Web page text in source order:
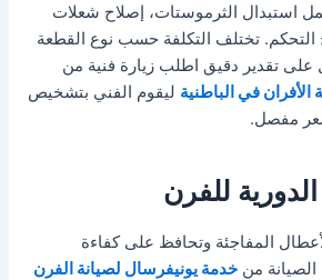
استبدال الثرموستات، إصلاح شعلات
التحكم. تختلف التكلفة حسب نوع القطعة
على تقدير دقيق اطلب زيارة فنية من
في الباطنية ليقوم الفني بتشخيص
مفصل.
الدورية للفرن
المفاجئة وتحافظ على كفاءة
الصيانة منخدمة يونيفرسال لصيانة الفرن